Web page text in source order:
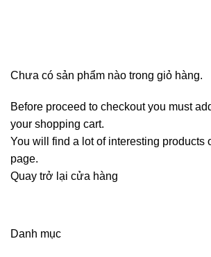
Chưa có sản phẩm nào trong giỏ hàng.
Before proceed to checkout you must
your shopping cart.
You will find a lot of interesting products
page.
Quay trở lại cửa hàng
Danh mục